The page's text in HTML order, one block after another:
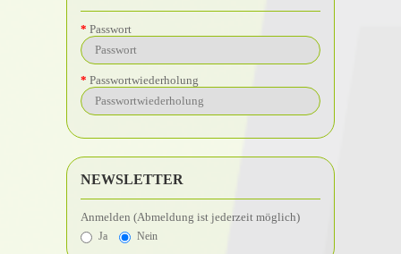
Passwort
Passwortwiederholung
NEWSLETTER
Anmelden (Abmeldung ist jederzeit möglich)
Ja Nein